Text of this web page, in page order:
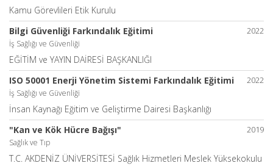
Kamu Görevlileri Etik Kurulu
2022
Bilgi Güvenliği Farkındalık Eğitimi
İş Sağlığı ve Güvenliği
EĞİTİM ve YAYIN DAİRESİ BAŞKANLIĞI
2022
ISO 50001 Enerji Yönetim Sistemi Farkındalık Eğitimi
İş Sağlığı ve Güvenliği
İnsan Kaynağı Eğitim ve Geliştirme Dairesi Başkanlığı
2019
"Kan ve Kök Hücre Bağışı"
Sağlık ve Tıp
T.C. AKDENİZ ÜNİVERSİTESİ Sağlık Hizmetleri Meslek Yüksekokulu